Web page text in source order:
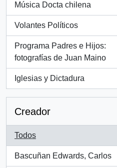
Música Docta chilena
, 1286 resultados
Volantes Políticos
, 1119 resultados
Programa Padres e Hijos:
fotografías de Juan Maino
, 477 resultados
Iglesias y Dictadura
, 179 resultados
Creador
Todos
Bascuñan Edwards, Carlos
, 5283 resultados